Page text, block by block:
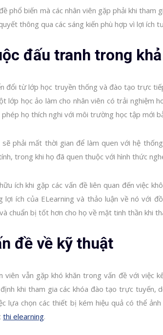
phổ biến mà các nhân viên gặp phải khi tham
thông qua các sáng kiến phù hợp vì lợi ích
đấu tranh trong
đổi từ lớp học truyền thống và đào tạo trực
lớp học ảo làm cho nhân viên có trải nghiệm
phép họ thích nghi với môi trường học tập mới
sẽ phải mất thời gian để làm quen với hệ
trong khi họ đã quen thuộc với hình thức
ích khi gặp các vấn đề liên quan đến việc
lợi ích của ELearning và thảo luận về nó với
chuẩn bị tốt hơn cho họ về mặt tinh thần khi
đề về kỹ thuật
viên vẫn gặp khó khăn trong vấn đề với
khi tham gia các khóa đào tạo trực tuyến,
lựa chọn các thiết bị kém hiệu quả có thể
thi elearning.